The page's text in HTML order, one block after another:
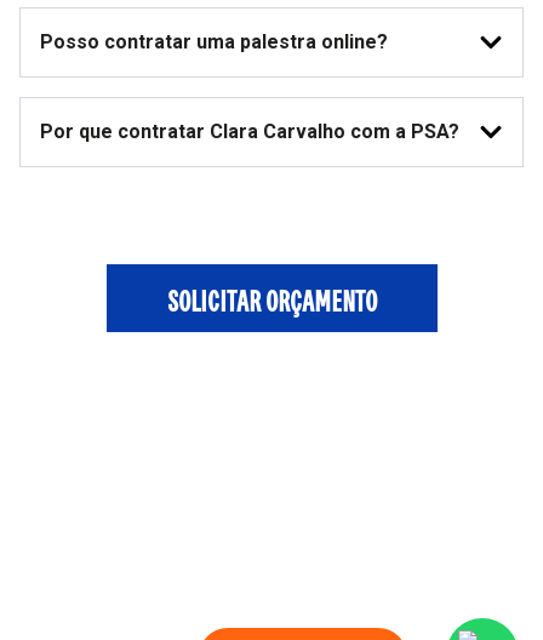
Posso contratar uma palestra online?
Por que contratar Clara Carvalho com a PSA?
SOLICITAR ORÇAMENTO